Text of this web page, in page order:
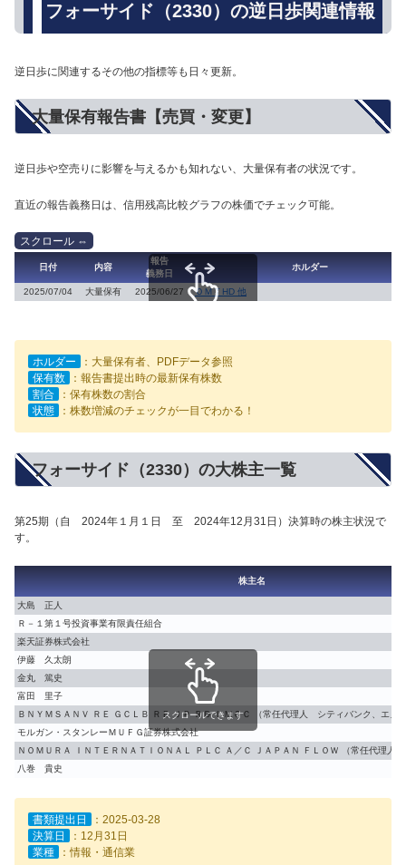
フォーサイド（2330）の逆日歩関連情報
逆日歩に関連するその他の指標等も日々更新。
大量保有報告書【売買・変更】
逆日歩や空売りに影響を与えるかも知れない、大量保有者の状況です。
直近の報告義務日は、信用残高比較グラフの株価でチェック可能。
日付 内容
報告
義務日
ホルダー
2025/07/04 大量保有 2025/06/27 ＯＭＴHD 他
ホルダー
：大量保有者、PDFデータ参照
保有数
：報告書提出時の最新保有株数
割合
：保有株数の割合
状態
：株数増減のチェックが一目でわかる！
フォーサイド（2330）の大株主一覧
第25期（自 2024年１月１日 至 2024年12月31日）決算時の株主状況で
す。
株主名
大島 正人
Ｒ－１第１号投資事業有限責任組合
楽天証券株式会社
伊藤 久太朗
金丸 篤史
富田 里子
ＢＮＹＭＳＡＮＶ ＲＥ ＧＣＬＢ ＲＥ ＪＰ ＲＤ ＬＭＧＣ （常任代理人 シティバンク、エヌ
モルガン・スタンレーＭＵＦＧ証券株式会社
ＮＯＭＵＲＡ ＩＮＴＥＲＮＡＴＩＯＮＡＬ ＰＬＣ Ａ／Ｃ ＪＡＰＡＮ ＦＬＯＷ （常任代理人
八巻 貴史
スクロールできます
書類提出日
：2025-03-28
決算日
：12月31日
業種
：情報・通信業